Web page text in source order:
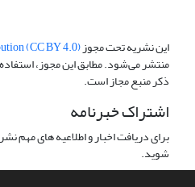
این نشریه تحت مجوز(CC BY 4.0)
منتشر می‌شود. مطابق این مجوز،
ذکر منبع مجاز است.
اشتراک خبرنامه
برای دریافت اخبار و اطلاعیه های مهم
شوید.